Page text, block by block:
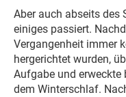
Aber auch abseits des
einiges passiert.
Vergangenheit immer
hergerichtet wurden,
Aufgabe und erweckte
dem Winterschlaf.